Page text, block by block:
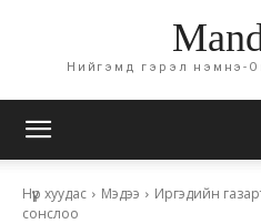
Нийгэмд гэрэл нэмнэ-
Нүүр хуудас Мэдээ
Иргэдийн
сонслоо